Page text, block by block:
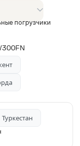
погрузчики
Туркестан